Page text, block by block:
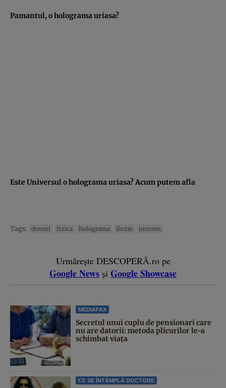
Pamantul, o holograma uriasa?
Este Universul o holograma uriasa? Acum putem afla
Tags: dovezi fizica holograma iluzie univers
Urmărește DESCOPERĂ.ro pe
Google News și Google Showcase
MEDIAFAX
Secretul unui cuplu de pensionari care
nu are datorii: metoda plicurilor le-a
schimbat viața
CE SE ÎNTÂMPLĂ DOCTORE